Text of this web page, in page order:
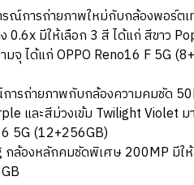
ณ์การถ่ายภาพใหม่กับกล้องพอร์ต
มีให้เลือก 3 สี ได้แก่ สีขาว
ได้แก่ OPPO Reno16 F 5G
ารถ่ายภาพกับกล้องความคมชัด
และสีม่วงเข้ม Twilight Violet
5G (12+256GB)
ล้องหลักคมชัดพิเศษ 200MP มีใ